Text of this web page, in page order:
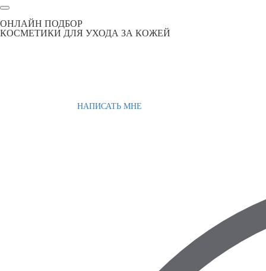
ОНЛАЙН ПОДБОР
КОСМЕТИКИ ДЛЯ УХОДА ЗА КОЖЕЙ
НАПИСАТЬ МНЕ